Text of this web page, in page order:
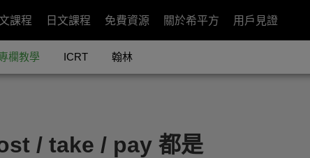
課程 日文課程 免費資源 關於希平方 用戶見證
欄教學 ICRT 翰林
/ take / pay 都是